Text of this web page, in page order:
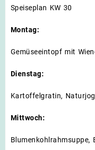
Speiseplan KW 30
Montag:
Gemüseeintopf mit
Dienstag:
Kartoffelgratin,
Mittwoch:
Blumenkohlrahmsuppe,